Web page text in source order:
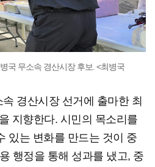
국 무소속 경산시장 후보. <최병국
경산시장 선거에 출마한 최
지향한다. 시민의 목소리를
있는 변화를 만드는 것이 중
행정을 통해 성과를 냈고, 중